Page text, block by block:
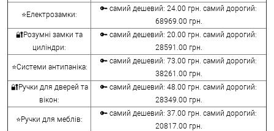
⭐Електрозамки:
🔑 самий дешевий: 24.00 грн. самий дорогий:
68969.00 грн.
🔐Розумні замки та
циліндри:
🔑 самий дешевий: 20.00 грн. самий дорогий:
28591.00 грн.
⭐Системи антипаніка:
🔑 самий дешевий: 73.00 грн. самий дорогий:
38261.00 грн.
🔐Ручки для дверей та
вікон:
🔑 самий дешевий: 48.00 грн. самий дорогий:
28349.00 грн.
⭐Ручки для меблів:
🔑 самий дешевий: 37.00 грн. самий дорогий:
20817.00 грн.